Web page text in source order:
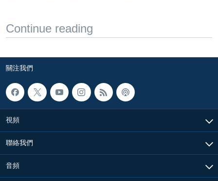
Continue reading
關注我們
視頻
聯絡我們
音頻